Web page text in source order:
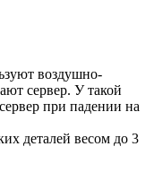
воздушно-
сервер. У такой
при падении на
деталей весом до 3